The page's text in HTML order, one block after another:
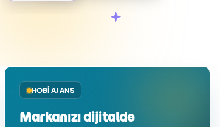
HOBI AJANS
Markanızı dijitalde